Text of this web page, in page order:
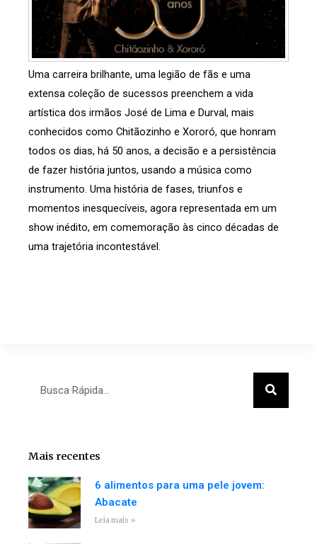
Uma carreira brilhante, uma legião de fãs e uma
extensa coleção de sucessos preenchem a vida
artística dos irmãos José de Lima e Durval, mais
conhecidos como Chitãozinho e Xororó, que honram
todos os dias, há 50 anos, a decisão e a persistência
de fazer história juntos, usando a música como
instrumento. Uma história de fases, triunfos e
momentos inesquecíveis, agora representada em um
show inédito, em comemoração às cinco décadas de
uma trajetória incontestável.
Search
Mais recentes
6 alimentos para uma pele jovem:
Abacate
Leia mais »